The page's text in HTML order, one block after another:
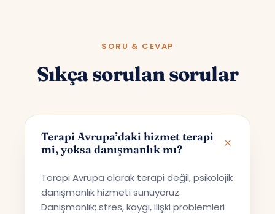
SORU & CEVAP
Sıkça sorulan sorular
Terapi Avrupa’daki hizmet terapi
mi, yoksa danışmanlık mı?
Terapi Avrupa olarak terapi değil, psikolojik
danışmanlık hizmeti sunuyoruz.
Danışmanlık; stres, kaygı, ilişki problemleri